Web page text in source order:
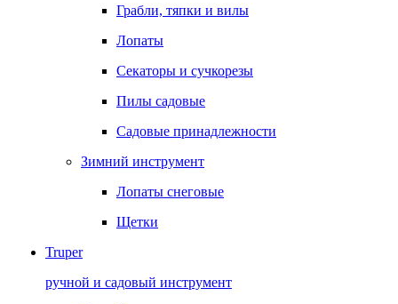
Грабли, тяпки и вилы
Лопаты
Секаторы и сучкорезы
Пилы садовые
Садовые принадлежности
Зимний инструмент
Лопаты снеговые
Щетки
Truper
ручной и садовый инструмент